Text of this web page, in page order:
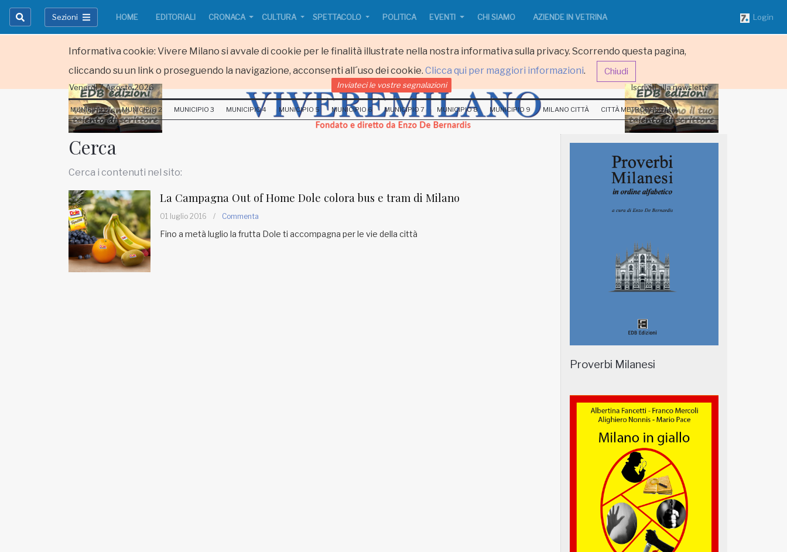
Informativa cookie: Vivere Milano si avvale di cookie per le finalità illustrate nella nostra informativa sulla privacy. Scorrendo questa pagina,
cliccando su un link o proseguendo la navigazione, acconsenti all´uso dei cookie. Clicca qui per maggiori informazioni. Chiudi
Sezioni HOME EDITORIALI CRONACA CULTURA SPETTACOLO POLITICA EVENTI CHI SIAMO AZIENDE IN VETRINA Login
Iscriviti alla newsletter
www.viveremilano.info
Fondato e diretto da Enzo De
Venerdi 7 Agosto 2026 Inviateci le vostre segnalazioni Iscriviti alla newsletter
MUNICIPIO 1 MUNICIPIO 2 MUNICIPIO 3 MUNICIPIO 4 MUNICIPIO 5 MUNICIPIO 6 MUNICIPIO 7 MUNICIPIO 8 MUNICIPIO 9 MILANO CITTÀ CITTÀ METROPOLITANA
Cerca
Cerca i contenuti nel sito:
La Campagna Out of Home Dole colora bus e tram di Milano
01 luglio 2016 / Commenta
Fino a metà luglio la frutta Dole ti accompagna per le vie della città
Proverbi Milanesi